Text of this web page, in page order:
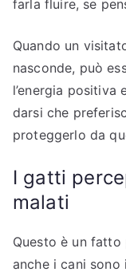
farla fluire, se
Quando un
nasconde, può
l’energia positiva
darsi che
proteggerlo da
I gatti
malati
Questo è un
anche i cani